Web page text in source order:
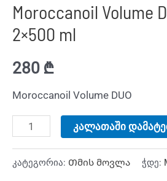
Moroccanoil Volume
2×500 ml
280 ₾
Moroccanoil Volume DUO
კალათაში
კატეგორია: Თმის მოვლა ჭდე: